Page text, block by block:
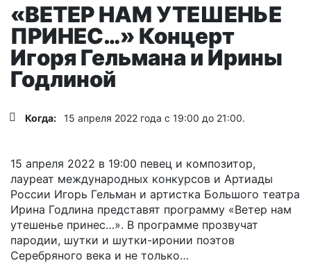
«ВЕТЕР НАМ УТЕШЕНЬЕ
ПРИНЕС…» Концерт
Игоря Гельмана и Ирины
Годлиной
Когда: 15 апреля 2022 года с 19:00 до 21:00.
15 апреля 2022 в 19:00 певец и композитор,
лауреат международных конкурсов и Артиады
России Игорь Гельман и артистка Большого театра
Ирина Годлина представят программу «Ветер нам
утешенье принес…». В программе прозвучат
пародии, шутки и шутки-иронии поэтов
Серебряного века и не только…